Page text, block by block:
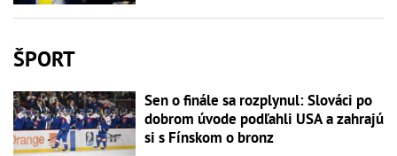
ŠPORT
Sen o finále sa rozplynul: Slováci po
dobrom úvode podľahli USA a zahrajú
si s Fínskom o bronz